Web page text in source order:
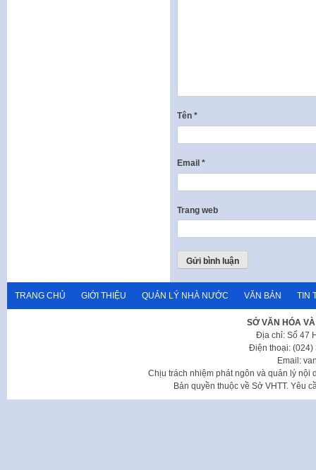
Tên *
Email *
Trang web
TRANG CHỦ GIỚI THIỆU QUẢN LÝ NHÀ NƯỚC VĂN BẢN TIN
SỞ VĂN HÓA
Địa chỉ: Số 47
Điện thoại: (024)
Email:
Chịu trách nhiệm phát ngôn và quản lý nội
Bản quyền thuộc về Sở VHTT. Yêu